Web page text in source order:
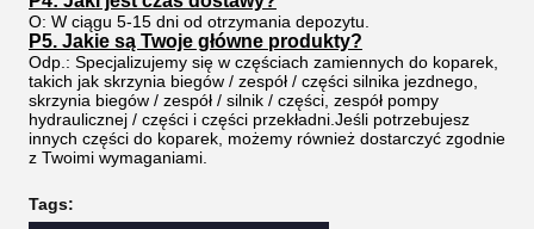
O: W ciągu 5-15 dni od otrzymania depozytu.
P5. Jakie są Twoje główne produkty?
Odp.: Specjalizujemy się w częściach zamiennych do koparek,
takich jak skrzynia biegów / zespół / części silnika jezdnego,
skrzynia biegów / zespół / silnik / części, zespół pompy
hydraulicznej / części i części przekładni.Jeśli potrzebujesz
innych części do koparek, możemy również dostarczyć zgodnie
z Twoimi wymaganiami.
Tags: